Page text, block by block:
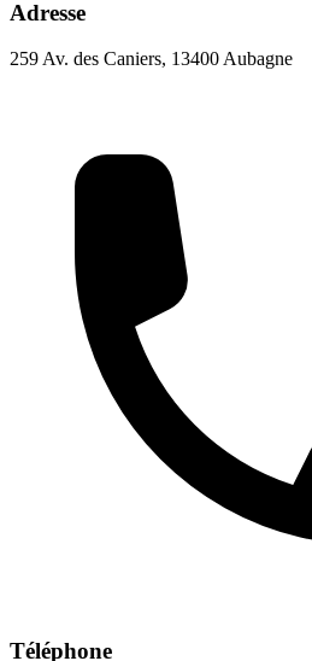
Adresse
259 Av. des Caniers, 13400 Aubagne
Téléphone